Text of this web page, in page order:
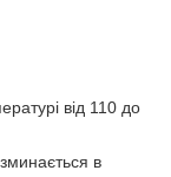
від 110 до
в